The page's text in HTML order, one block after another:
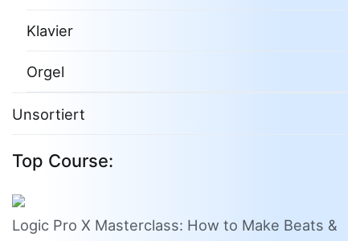
Klavier
Orgel
Unsortiert
Top Course:
Logic Pro X Masterclass: How to Make Beats &